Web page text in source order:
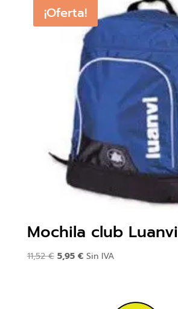
¡Oferta!
Mochila club Luanvi
11,52€ El
5,95 €ElSin IVA